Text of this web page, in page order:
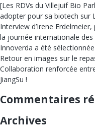
[Les RDVs du Villejuif Bio
adopter pour sa biotech sur
Interview d’Irene
la journée internationale
Innoverda a été
Retour en images sur le
Collaboration renforcée
JiangSu !
Commentaires
Archives